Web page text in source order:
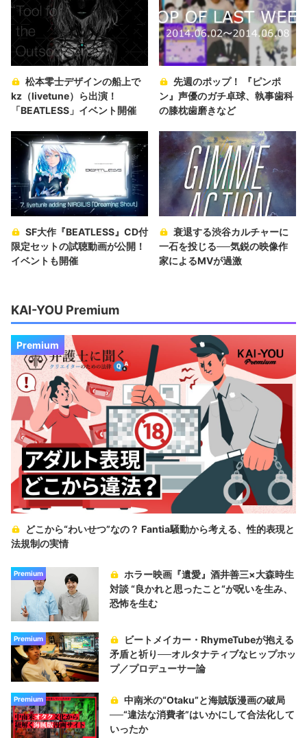
松本零士デザインの船上で
kz（livetune）ら出演！
「BEATLESS」イベント開催
先週のポップ！ 『ピンポ
ン』声優のガチ卓球、執事歯科
の膝枕歯磨きなど
SF大作『BEATLESS』CD付
限定セットの試聴動画が公開！
イベントも開催
衰退する渋谷カルチャーに
一石を投じる──気鋭の映像作
家によるMVが過激
KAI-YOU Premium
Premium
どこから“わいせつ”なの？ Fantia騒動から考える、性的表現と
法規制の実情
Premium
ホラー映画『遺愛』酒井善三×大森時生
対談 “良かれと思ったこと“が呪いを生み、
恐怖を生む
Premium
ビートメイカー・RhymeTubeが抱える
矛盾と祈り──オルタナティブなヒップホッ
プ／プロデューサー論
Premium
中南米の“Otaku”と海賊版漫画の破局
──“違法な消費者”はいかにして合法化して
いったか